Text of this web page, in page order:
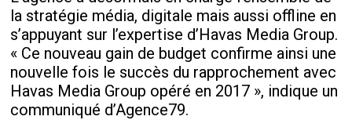
la stratégie média, digitale mais aussi offline en
s’appuyant sur l’expertise d’Havas Media Group.
« Ce nouveau gain de budget confirme ainsi une
nouvelle fois le succès du rapprochement avec
Havas Media Group opéré en 2017 », indique un
communiqué d’Agence79.